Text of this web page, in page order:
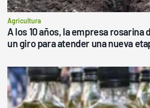
Agricultura
A los 10 años, la empresa rosarina
un giro para atender una nueva